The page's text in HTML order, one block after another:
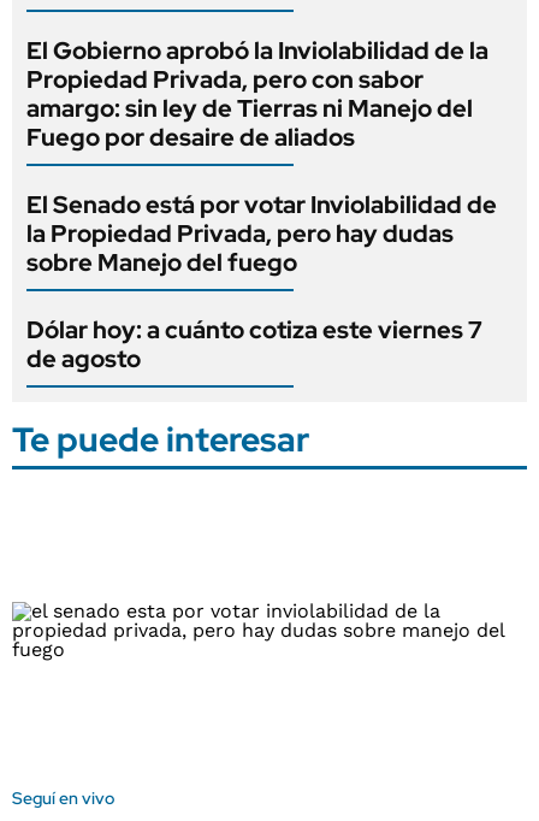
El Gobierno aprobó la Inviolabilidad de la
Propiedad Privada, pero con sabor
amargo: sin ley de Tierras ni Manejo del
Fuego por desaire de aliados
El Senado está por votar Inviolabilidad de
la Propiedad Privada, pero hay dudas
sobre Manejo del fuego
Dólar hoy: a cuánto cotiza este viernes 7
de agosto
Te puede interesar
Seguí en vivo